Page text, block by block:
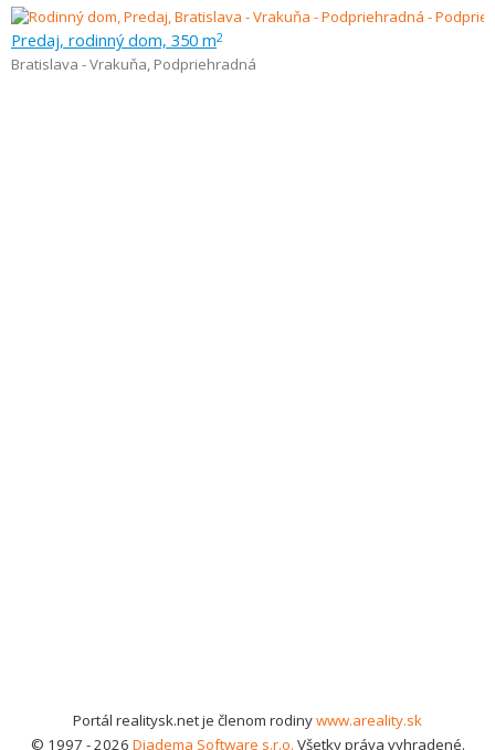
Predaj, rodinný dom, 350 m2
Bratislava - Vrakuňa, Podpriehradná
Portál realitysk.net je členom rodinywww.areality.sk
© 1997 - 2026 Diadema Software s.r.o. Všetky práva vyhradené.